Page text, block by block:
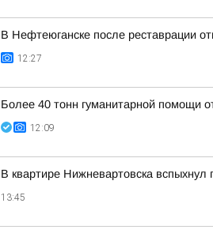
В Нефтеюганске после реставрации
12:27
Более 40 тонн гуманитарной помощи
12:09
В квартире Нижневартовска вспыхнул
13:45